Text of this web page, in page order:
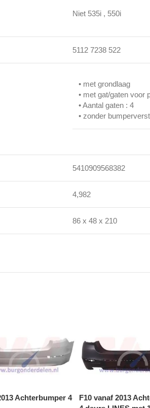
Niet 535i , 550i
5112 7238 522
• met grondlaag
• met gat/gaten voor
• Aantal gaten : 4
• zonder
5410909568382
4,982
86 x 48 x 210
Achterbumper 4
F10 vanaf 2013